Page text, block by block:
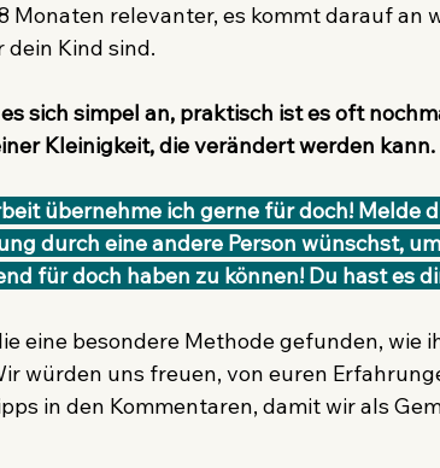
Monaten relevanter, es kommt darauf
Kind sind.
sich simpel an, praktisch ist es oft
Kleinigkeit, die verändert werden kann.
durch eine andere Person wünschst,
für doch haben zu können! Du hast es
eine besondere Methode gefunden, wie
würden uns freuen, von euren
in den Kommentaren, damit wir als